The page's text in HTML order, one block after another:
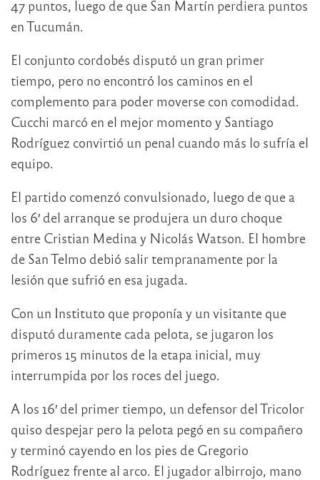
47 puntos, luego de que San Martín perdiera puntos
en Tucumán.
El conjunto cordobés disputó un gran primer
tiempo, pero no encontró los caminos en el
complemento para poder moverse con comodidad.
Cucchi marcó en el mejor momento y Santiago
Rodríguez convirtió un penal cuando más lo sufría el
equipo.
El partido comenzó convulsionado, luego de que a
los 6′ del arranque se produjera un duro choque
entre Cristian Medina y Nicolás Watson. El hombre
de San Telmo debió salir tempranamente por la
lesión que sufrió en esa jugada.
Con un Instituto que proponía y un visitante que
disputó duramente cada pelota, se jugaron los
primeros 15 minutos de la etapa inicial, muy
interrumpida por los roces del juego.
A los 16′ del primer tiempo, un defensor del Tricolor
quiso despejar pero la pelota pegó en su compañero
y terminó cayendo en los pies de Gregorio
Rodríguez frente al arco. El jugador albirrojo, mano